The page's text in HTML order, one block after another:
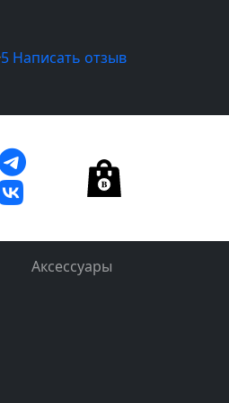
5 Написать отзыв
Аксессуары